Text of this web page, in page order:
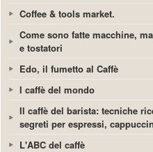
Coffee & tools market.
Come sono fatte macchine,
e tostatori
Edo, il fumetto al Caffè
I caffè del mondo
Il caffè del barista: tecniche
segreti per espressi,
L'ABC del caffè